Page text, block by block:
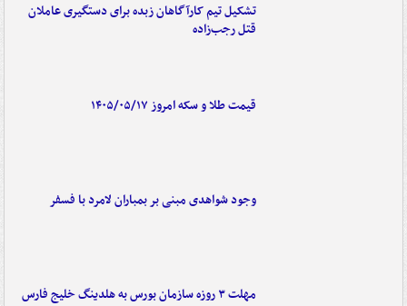
تشکیل تیم کارآگاهان زبده برای دستگیری عاملان
قتل رجب‌زاده
قیمت طلا و سکه امروز ۱۴۰۵/۰۵/۱۷
وجود شواهدی مبنی بر بمباران لامرد با فسفر
مهلت ۳ روزه سازمان بورس به هلدینگ خلیج فارس